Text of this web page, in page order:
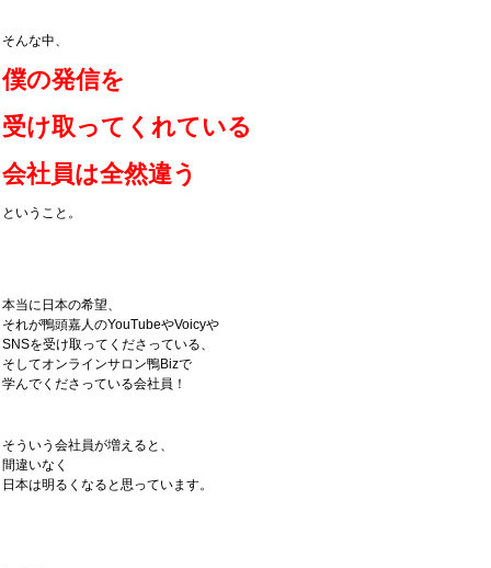
そんな中、
僕の発信を
受け取ってくれている
会社員は全然違う
ということ。
本当に日本の希望、
それが鴨頭嘉人のYouTubeやVoicyや
SNSを受け取ってくださっている、
そしてオンラインサロン鴨Bizで
学んでくださっている会社員！
そういう会社員が増えると、
間違いなく
日本は明るくなると思っています。